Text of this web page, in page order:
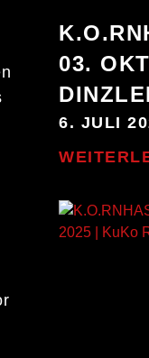
03.
6. JULI